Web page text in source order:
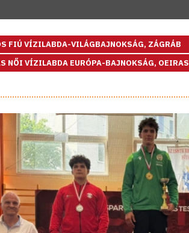
FIÚ VÍZILABDA-VILÁGBAJNOKSÁG, ZÁGRÁB
NŐI VÍZILABDA EURÓPA-BAJNOKSÁG, OEIRAS